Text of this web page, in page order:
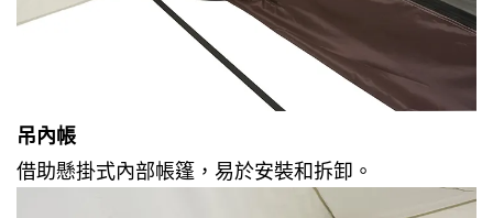
吊內帳
借助懸掛式內部帳篷，易於安裝和拆卸。